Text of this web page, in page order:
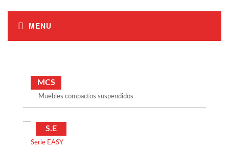
MCS
Muebles compactos suspendidos
S.E
Serie EASY